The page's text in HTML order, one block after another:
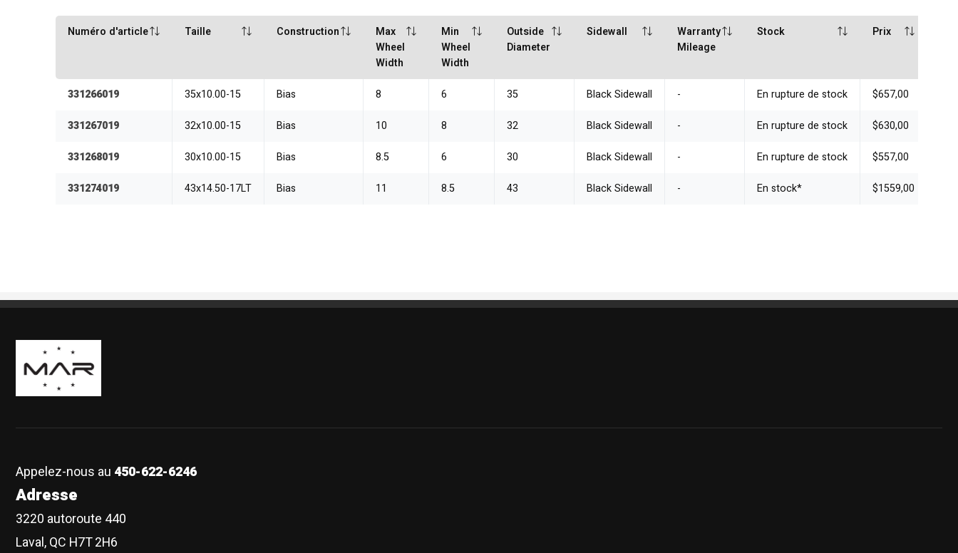
Numéro d'article Taille Construction
Max
Wheel
Width
Min
Wheel
Width
Outside
Diameter
Sidewall
Warranty
Mileage
Stock Prix
331266019 35x10.00-15 Bias 8 6 35 Black Sidewall - En rupture de stock $657,00
331267019 32x10.00-15 Bias 10 8 32 Black Sidewall - En rupture de stock $630,00
331268019 30x10.00-15 Bias 8.5 6 30 Black Sidewall - En rupture de stock $557,00
331274019 43x14.50-17LT Bias 11 8.5 43 Black Sidewall - En stock* $1559,00
Boutique Mags à Rabais
Appelez-nous au 450-622-6246
Adresse
3220 autoroute 440
Laval, QC H7T 2H6